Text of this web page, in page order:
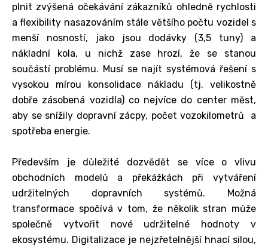
plnit zvýšená očekávání zákazníků ohledně rychlosti
a flexibility nasazováním stále většího počtu vozidel s
menší nosností, jako jsou dodávky (3,5 tuny) a
nákladní kola, u nichž zase hrozí, že se stanou
součástí problému. Musí se najít systémová řešení s
vysokou mírou konsolidace nákladu (tj. velikostně
dobře zásobená vozidla) co nejvíce do center měst,
aby se snížily dopravní zácpy, počet vozokilometrů a
spotřeba energie.
Především je důležité dozvědět se více o vlivu
obchodních modelů a překážkách při vytváření
udržitelných dopravních systémů. Možná
transformace spočívá v tom, že několik stran může
společně vytvořit nové udržitelné hodnoty v
ekosystému. Digitalizace je nejzřetelnější hnací silou,